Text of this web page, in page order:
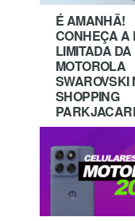
É AMANHÃ!
CONHEÇA A
LIMITADA DA
MOTOROLA
SWAROVSKI
SHOPPING